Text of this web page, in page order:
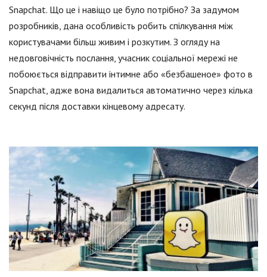
Snapchat. Що це і навіщо це було потрібно? За задумом
розробників, дана особливість робить спілкування між
користувачами більш живим і розкутим. З огляду на
недовговічність послання, учасник соціальної мережі не
побоюється відправити інтимне або «безбашеное» фото в
Snapchat, адже вона видалиться автоматично через кілька
секунд після доставки кінцевому адресату.